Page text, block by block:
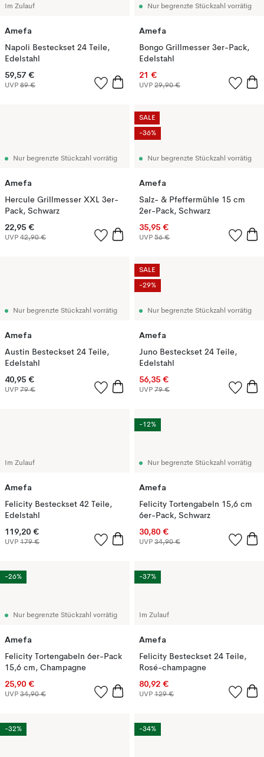
Im Zulauf
Amefa
Napoli Besteckset 24 Teile,
Edelstahl
59,57 €
UVP 89 €
Nur begrenzte Stückzahl vorrätig
Amefa
Bongo Grillmesser 3er-Pack,
Edelstahl
21 €
UVP 29,90 €
Nur begrenzte Stückzahl vorrätig
Amefa
Hercule Grillmesser XXL 3er-
Pack, Schwarz
22,95 €
UVP 42,90 €
Nur begrenzte Stückzahl vorrätig
Amefa
Salz- & Pfeffermühle 15 cm
2er-Pack, Schwarz
35,95 €
UVP 56 €
SALE
-36%
Nur begrenzte Stückzahl vorrätig
Amefa
Austin Besteckset 24 Teile,
Edelstahl
40,95 €
UVP 79 €
Nur begrenzte Stückzahl vorrätig
Amefa
Juno Besteckset 24 Teile,
Edelstahl
56,35 €
UVP 79 €
SALE
-29%
Im Zulauf
Amefa
Felicity Besteckset 42 Teile,
Edelstahl
119,20 €
UVP 179 €
Nur begrenzte Stückzahl vorrätig
Amefa
Felicity Tortengabeln 15,6 cm
6er-Pack, Schwarz
30,80 €
UVP 34,90 €
-12%
Nur begrenzte Stückzahl vorrätig
Amefa
Felicity Tortengabeln 6er-Pack
15,6 cm, Champagne
25,90 €
UVP 34,90 €
-26%
Im Zulauf
Amefa
Felicity Besteckset 24 Teile,
Rosé-champagne
80,92 €
UVP 129 €
-37%
-32% -34%